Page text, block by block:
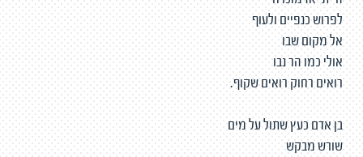
לפרוש כנפיים ולעוף
אל מקום שבו
אולי כמו הר נבו
רואים רחוק רואים שקוף.
בן אדם כעץ שתול על מים
שורש מבקש